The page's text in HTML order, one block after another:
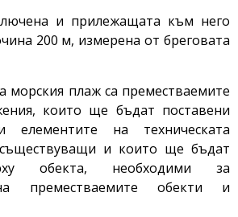
и прилежащата към него
200 м, измерена от бреговата
морския плаж са преместваемите
които ще бъдат поставени
елементите на техническата
съществуващи и които ще бъдат
обекта, необходими за
преместваемите обекти и